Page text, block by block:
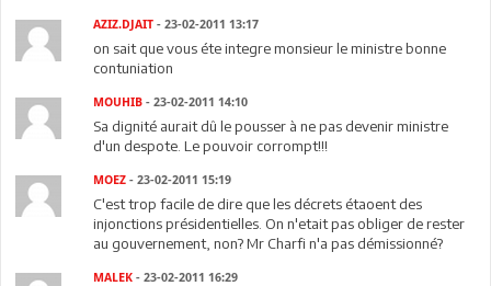
AZIZ.DJAIT - 23-02-2011 13:17
on sait que vous éte integre monsieur le ministre bonne
contuniation
MOUHIB - 23-02-2011 14:10
Sa dignité aurait dû le pousser à ne pas devenir ministre
d'un despote. Le pouvoir corrompt!!!
MOEZ - 23-02-2011 15:19
C'est trop facile de dire que les décrets étaoent des
injonctions présidentielles. On n'etait pas obliger de rester
au gouvernement, non? Mr Charfi n'a pas démissionné?
MALEK - 23-02-2011 16:29